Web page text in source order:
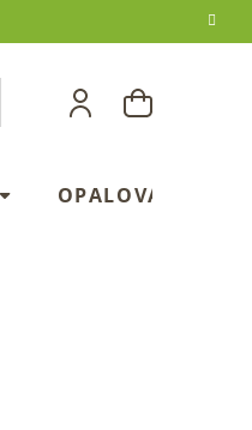
NÁKUPNÍ
OPALOVANÍ